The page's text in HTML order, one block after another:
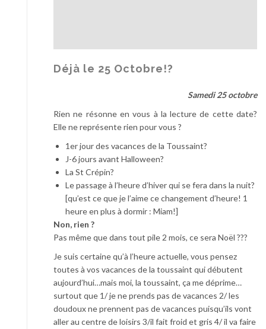
a
n
Déjà le 25 Octobre!?
Samedi 25 octobre
Rien ne résonne en vous à la lecture de cette date?
Elle ne représente rien pour vous ?
1er jour des vacances de la Toussaint?
J-6 jours avant Halloween?
La St Crépin?
Le passage à l’heure d’hiver qui se fera dans la nuit?
[qu’est ce que je l’aime ce changement d’heure! 1
heure en plus à dormir : Miam!]
Non, rien ?
Pas même que dans tout pile 2 mois, ce sera Noël ???
Je suis certaine qu’à l’heure actuelle, vous pensez
toutes à vos vacances de la toussaint qui débutent
aujourd’hui…mais moi, la toussaint, ça me déprime…
surtout que 1/ je ne prends pas de vacances 2/ les
doudoux ne prennent pas de vacances puisqu’ils vont
aller au centre de loisirs 3/il fait froid et gris 4/ il va faire